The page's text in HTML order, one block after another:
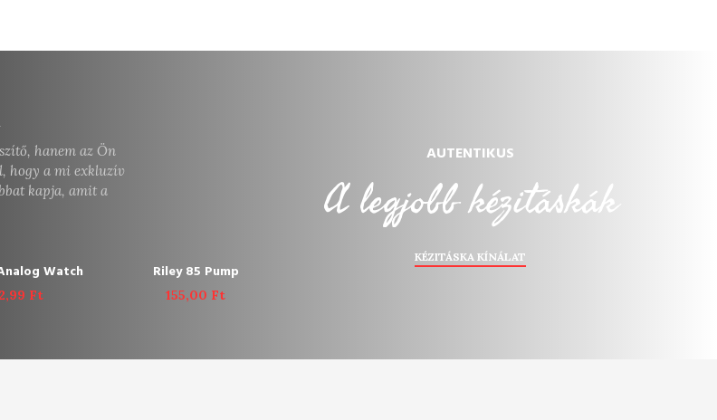
Textured Strap Watch
hanem az Ön
hogy a mi exkluzív
kapja, amit a
TO CARTWatch
Ft
ADD TO CART
Riley 85 Pump
155,00 Ft
AUTENTIKUS
A legjobb kézitáskák
KÉZITÁSKA KÍNÁLAT